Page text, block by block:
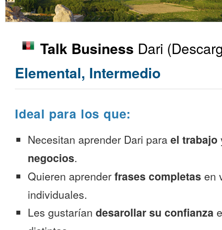
Talk Business Dari
Elemental, Intermedio
Ideal para los que:
Necesitan aprender Dari para el trabajo
negocios.
Quieren aprender frases completas en
individuales.
Les gustarían desarollar su confianza